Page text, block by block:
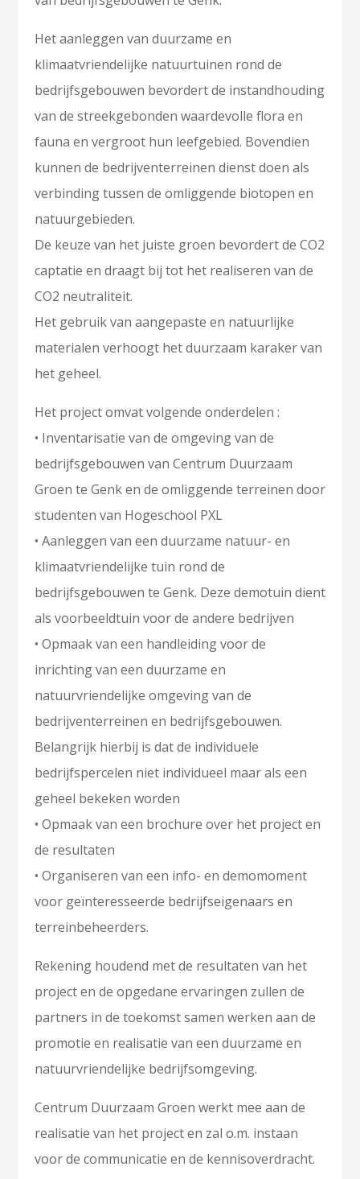
Het aanleggen van duurzame en
klimaatvriendelijke natuurtuinen rond de
bedrijfsgebouwen bevordert de instandhouding
van de streekgebonden waardevolle flora en
fauna en vergroot hun leefgebied. Bovendien
kunnen de bedrijventerreinen dienst doen als
verbinding tussen de omliggende biotopen en
natuurgebieden.
De keuze van het juiste groen bevordert de CO2
captatie en draagt bij tot het realiseren van de
CO2 neutraliteit.
Het gebruik van aangepaste en natuurlijke
materialen verhoogt het duurzaam karaker van
het geheel.
Het project omvat volgende onderdelen :
• Inventarisatie van de omgeving van de
bedrijfsgebouwen van Centrum Duurzaam
Groen te Genk en de omliggende terreinen door
studenten van Hogeschool PXL
• Aanleggen van een duurzame natuur- en
klimaatvriendelijke tuin rond de
bedrijfsgebouwen te Genk. Deze demotuin dient
als voorbeeldtuin voor de andere bedrijven
• Opmaak van een handleiding voor de
inrichting van een duurzame en
natuurvriendelijke omgeving van de
bedrijventerreinen en bedrijfsgebouwen.
Belangrijk hierbij is dat de individuele
bedrijfspercelen niet individueel maar als een
geheel bekeken worden
• Opmaak van een brochure over het project en
de resultaten
• Organiseren van een info- en demomoment
voor geïnteresseerde bedrijfseigenaars en
terreinbeheerders.
Rekening houdend met de resultaten van het
project en de opgedane ervaringen zullen de
partners in de toekomst samen werken aan de
promotie en realisatie van een duurzame en
natuurvriendelijke bedrijfsomgeving.
Centrum Duurzaam Groen werkt mee aan de
realisatie van het project en zal o.m. instaan
voor de communicatie en de kennisoverdracht.